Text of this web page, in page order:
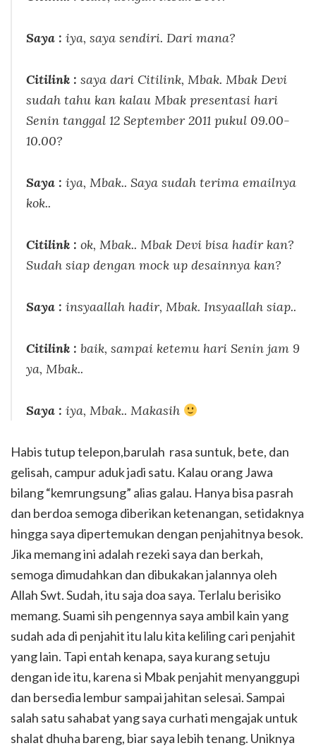
Saya : iya, saya sendiri. Dari mana?
Citilink : saya dari Citilink, Mbak. Mbak Devi
sudah tahu kan kalau Mbak presentasi hari
Senin tanggal 12 September 2011 pukul 09.00-
10.00?
Saya : iya, Mbak.. Saya sudah terima emailnya
kok..
Citilink : ok, Mbak.. Mbak Devi bisa hadir kan?
Sudah siap dengan mock up desainnya kan?
Saya : insyaallah hadir, Mbak. Insyaallah siap..
Citilink : baik, sampai ketemu hari Senin jam 9
ya, Mbak..
Saya : iya, Mbak.. Makasih
Habis tutup telepon,barulah rasa suntuk, bete, dan
gelisah, campur aduk jadi satu. Kalau orang Jawa
bilang “kemrungsung” alias galau. Hanya bisa pasrah
dan berdoa semoga diberikan ketenangan, setidaknya
hingga saya dipertemukan dengan penjahitnya besok.
Jika memang ini adalah rezeki saya dan berkah,
semoga dimudahkan dan dibukakan jalannya oleh
Allah Swt. Sudah, itu saja doa saya. Terlalu berisiko
memang. Suami sih pengennya saya ambil kain yang
sudah ada di penjahit itu lalu kita keliling cari penjahit
yang lain. Tapi entah kenapa, saya kurang setuju
dengan ide itu, karena si Mbak penjahit menyanggupi
dan bersedia lembur sampai jahitan selesai. Sampai
salah satu sahabat yang saya curhati mengajak untuk
shalat dhuha bareng, biar saya lebih tenang. Uniknya